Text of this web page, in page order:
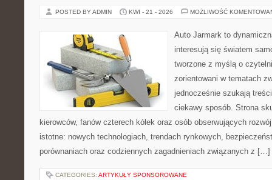
POSTED BY ADMIN KWI - 21 - 2026 MOŻLIWOŚĆ
Auto Jarmark to
interesują się światem
tworzone z myślą o
zorientowani w tematach
jednocześnie szukają
ciekawy sposób. Strona
kierowców, fanów czterech kółek oraz osób obserwujących
istotne: nowych technologiach, trendach rynkowych,
porównaniach oraz codziennych zagadnieniach związanych z […]
CATEGORIES: ARTYKUŁY SPONSOROWANE